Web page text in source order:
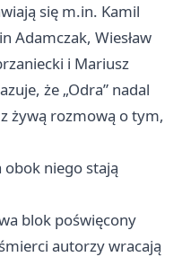
się m.in. Kamil
Adamczak, Wiesław
i Mariusz
że „Odra” nadal
żywą rozmową o tym,
obok niego stają
blok poświęcony
autorzy wracają